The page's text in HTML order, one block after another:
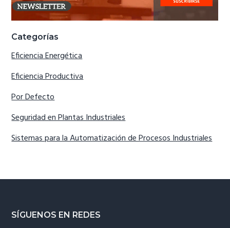
Categorías
Eficiencia Energética
Eficiencia Productiva
Por Defecto
Seguridad en Plantas Industriales
Sistemas para la Automatización de Procesos Industriales
Footer
SÍGUENOS EN REDES